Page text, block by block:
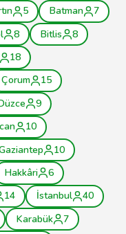
5 Batman
7
8 Bitlis
8
18
Çorum
15
9
10
10
Hakkâri
6
14 İstanbul
40
Karabük
7